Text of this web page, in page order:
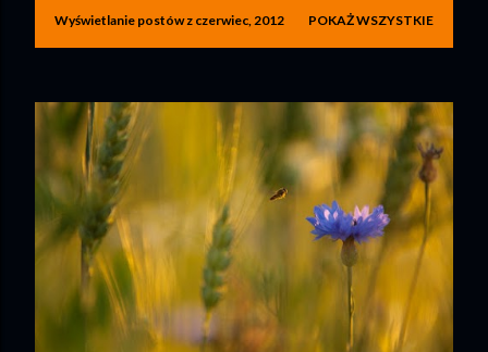
P
s
y
Wyświetlanie postów z czerwiec, 2012 POKAŻ WSZYSTKIE